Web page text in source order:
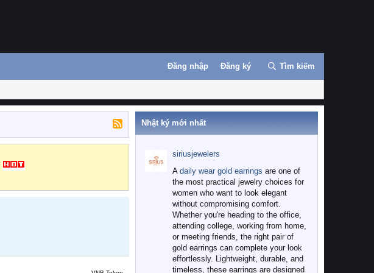
Đăng nhập Đăng ký Tìm kiếm
Nhật ký mới nhất
siriusjewelers
A daily wear gold earrings are one of
the most practical jewelry choices for
women who want to look elegant
without compromising comfort.
Whether you're heading to the office,
attending college, working from home,
or meeting friends, the right pair of
gold earrings can complete your look
effortlessly. Lightweight, durable, and
timeless, these earrings are designed